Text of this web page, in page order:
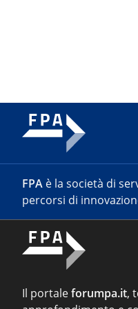
FPA è la società di
percorsi di
Il portaleforumpa.it,